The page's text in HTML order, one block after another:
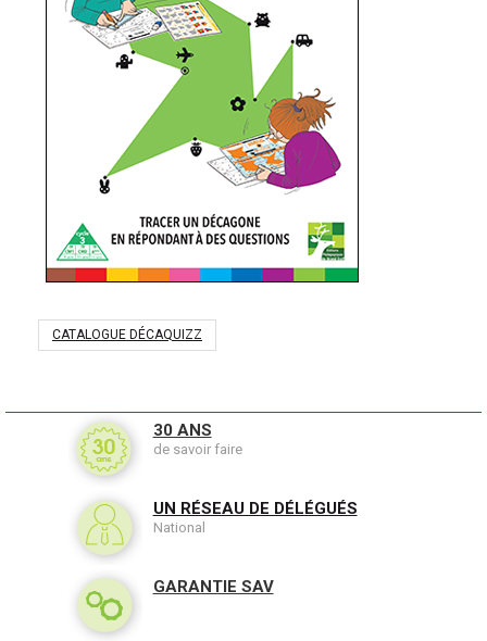
CATALOGUE DÉCAQUIZZ
30 ANS
de savoir faire
UN RÉSEAU DE DÉLÉGUÉS
National
GARANTIE SAV